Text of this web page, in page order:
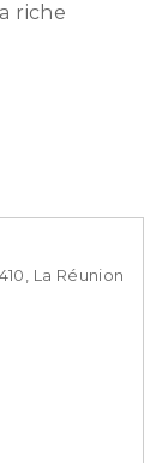
riche
La Réunion